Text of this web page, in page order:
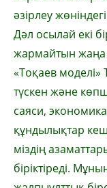
әзірлеу
Дәл осылай екі
жармайтын жаңа
«Тоқаев моделі»
түскен және
саяси,
құнды­лық­тар
міздің
біріктіреді.